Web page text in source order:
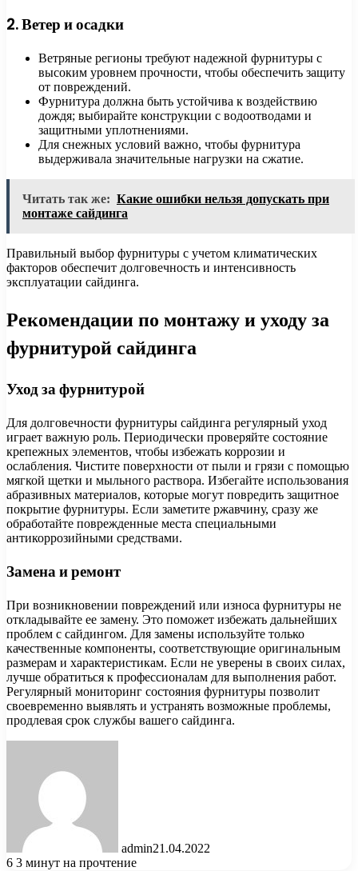
2. Ветер и осадки
Ветряные регионы требуют надежной фурнитуры с
высоким уровнем прочности, чтобы обеспечить защиту
от повреждений.
Фурнитура должна быть устойчива к воздействию
дождя; выбирайте конструкции с водоотводами и
защитными уплотнениями.
Для снежных условий важно, чтобы фурнитура
выдерживала значительные нагрузки на сжатие.
Читать так же: Какие ошибки нельзя допускать при
монтаже сайдинга
Правильный выбор фурнитуры с учетом климатических
факторов обеспечит долговечность и интенсивность
эксплуатации сайдинга.
Рекомендации по монтажу и уходу за
фурнитурой сайдинга
Уход за фурнитурой
Для долговечности фурнитуры сайдинга регулярный уход
играет важную роль. Периодически проверяйте состояние
крепежных элементов, чтобы избежать коррозии и
ослабления. Чистите поверхности от пыли и грязи с помощью
мягкой щетки и мыльного раствора. Избегайте использования
абразивных материалов, которые могут повредить защитное
покрытие фурнитуры. Если заметите ржавчину, сразу же
обработайте поврежденные места специальными
антикоррозийными средствами.
Замена и ремонт
При возникновении повреждений или износа фурнитуры не
откладывайте ее замену. Это поможет избежать дальнейших
проблем с сайдингом. Для замены используйте только
качественные компоненты, соответствующие оригинальным
размерам и характеристикам. Если не уверены в своих силах,
лучше обратиться к профессионалам для выполнения работ.
Регулярный мониторинг состояния фурнитуры позволит
своевременно выявлять и устранять возможные проблемы,
продлевая срок службы вашего сайдинга.
admin21.04.2022
6 3 минут на прочтение